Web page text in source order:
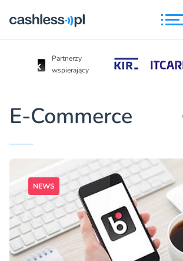
Partnerzy
wspierający
E-Commerce
NEWS